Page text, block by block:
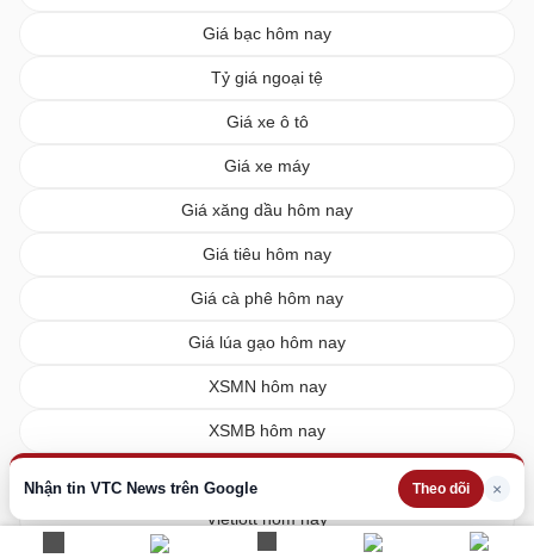
Nhận tin VTC News trên Google Theo dõi ×
Giá bạc hôm nay
Tỷ giá ngoại tệ
Giá xe ô tô
Giá xe máy
Giá xăng dầu hôm nay
Giá tiêu hôm nay
Giá cà phê hôm nay
Giá lúa gạo hôm nay
XSMN hôm nay
XSMB hôm nay
Vietlott hôm nay